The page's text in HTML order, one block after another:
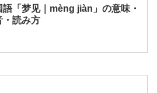
語「梦见｜mèng jiàn」の意味・
・読み方